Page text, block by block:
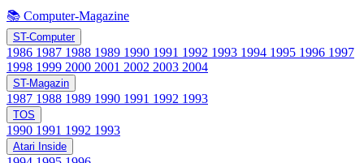
📚 Computer-Magazine
ST-Computer
1986 1987 1988 1989 1990 1991 1992 1993 1994 1995 1996 1997
1998 1999 2000 2001 2002 2003 2004
ST-Magazin
1987 1988 1989 1990 1991 1992 1993
TOS
1990 1991 1992 1993
Atari Inside